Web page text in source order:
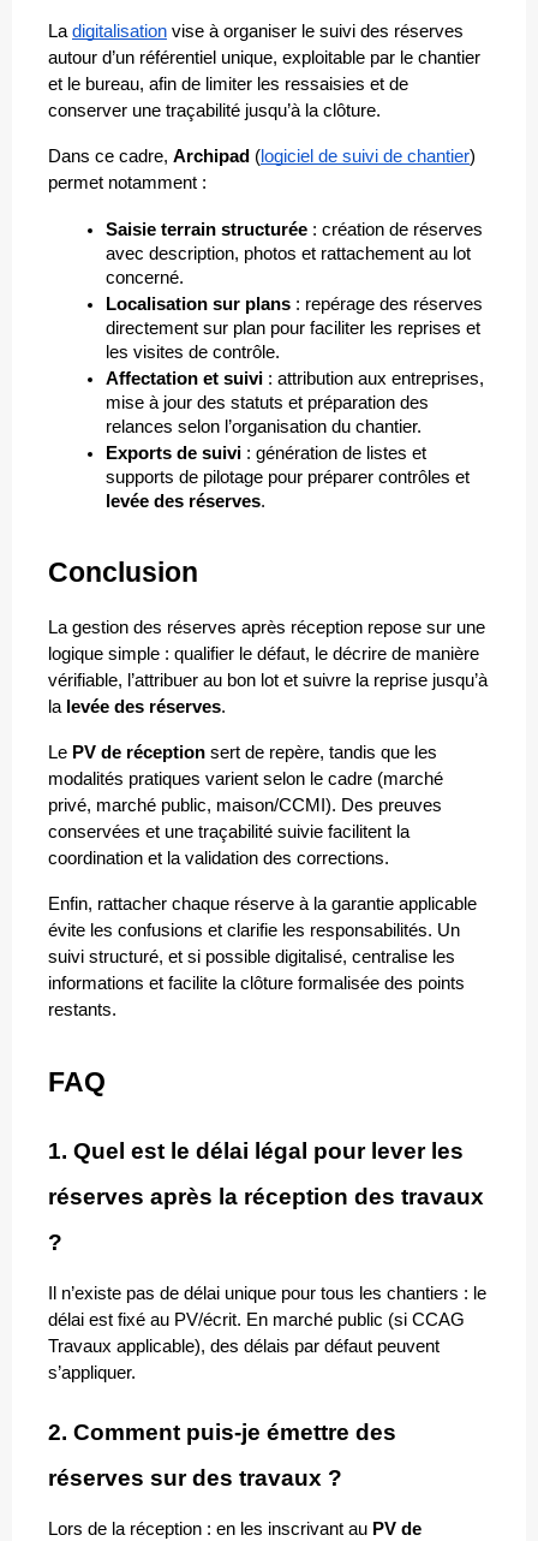
La digitalisation vise à organiser le suivi des réserves
autour d’un référentiel unique, exploitable par le chantier
et le bureau, afin de limiter les ressaisies et de
conserver une traçabilité jusqu’à la clôture.
Dans ce cadre, Archipad (logiciel de suivi de chantier)
permet notamment :
Saisie terrain structurée : création de réserves
avec description, photos et rattachement au lot
concerné.
Localisation sur plans : repérage des réserves
directement sur plan pour faciliter les reprises et
les visites de contrôle.
Affectation et suivi : attribution aux entreprises,
mise à jour des statuts et préparation des
relances selon l’organisation du chantier.
Exports de suivi : génération de listes et
levée des réserves.
Conclusion
La gestion des réserves après réception repose sur une
logique simple : qualifier le défaut, le décrire de manière
vérifiable, l’attribuer au bon lot et suivre la reprise jusqu’à
la levée des réserves.
Le PV de réception sert de repère, tandis que les
modalités pratiques varient selon le cadre (marché
privé, marché public, maison/CCMI). Des preuves
conservées et une traçabilité suivie facilitent la
coordination et la validation des corrections.
Enfin, rattacher chaque réserve à la garantie applicable
évite les confusions et clarifie les responsabilités. Un
suivi structuré, et si possible digitalisé, centralise les
informations et facilite la clôture formalisée des points
restants.
FAQ
1. Quel est le délai légal pour lever les
réserves après la réception des travaux
?
Il n’existe pas de délai unique pour tous les chantiers : le
délai est fixé au PV/écrit. En marché public (si CCAG
Travaux applicable), des délais par défaut peuvent
s’appliquer.
2. Comment puis-je émettre des
réserves sur des travaux ?
Lors de la réception : en les inscrivant au PV de